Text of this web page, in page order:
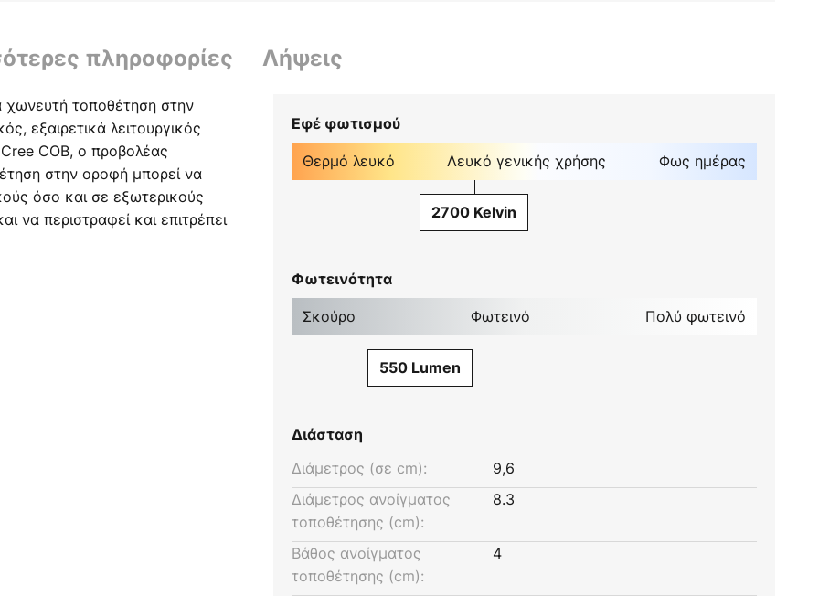
πληροφορίες Λήψεις
τοποθέτηση στην
εξαιρετικά λειτουργικός
COB, ο προβολέας
στην οροφή μπορεί να
όσο και σε εξωτερικούς
να περιστραφεί και επιτρέπει
του φωτός. Για την
LED: Cree COB - γωνία
οδηγό με δυνατότητα
μέσω εξωτερικού
Εφέ φωτισμού
Θερμό λευκό Λευκό γενικής χρήσης Φως ημέρας
2700 Kelvin
Φωτεινότητα
Σκούρο Φωτεινό Πολύ φωτεινό
550 Lumen
Διάσταση
Διάμετρος (σε cm):
9,6
Διάμετρος ανοίγματος
τοποθέτησης (cm):
8.3
Βάθος ανοίγματος
τοποθέτησης (cm):
4